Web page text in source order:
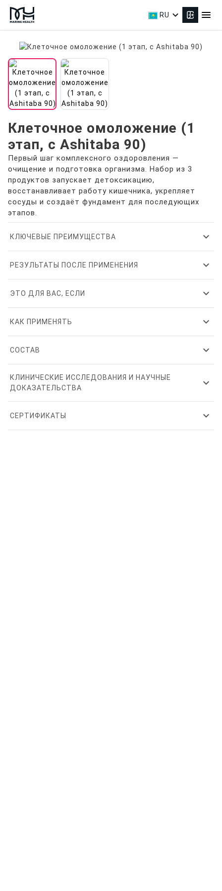
RU expand_more menu
Клеточное омоложение (1
этап, с Ashitaba 90)
Первый шаг комплексного оздоровления —
очищение и подготовка организма. Набор из 3
продуктов запускает детоксикацию,
восстанавливает работу кишечника, укрепляет
сосуды и создаёт фундамент для последующих
этапов.
КЛЮЧЕВЫЕ ПРЕИМУЩЕСТВА expand_more
РЕЗУЛЬТАТЫ ПОСЛЕ ПРИМЕНЕНИЯ expand_more
ЭТО ДЛЯ ВАС, ЕСЛИ expand_more
КАК ПРИМЕНЯТЬ expand_more
СОСТАВ expand_more
КЛИНИЧЕСКИЕ ИССЛЕДОВАНИЯ И НАУЧНЫЕ
ДОКАЗАТЕЛЬСТВА
expand_more
СЕРТИФИКАТЫ expand_more